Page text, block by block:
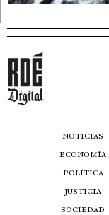
NOTICIAS
ECONOMÍA
POLÍTICA
JUSTICIA
SOCIEDAD